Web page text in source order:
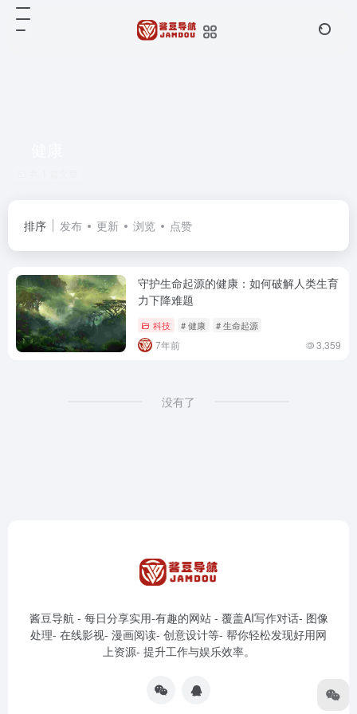
排序 发布 更新 浏览 点赞
守护生命起源的健康：如何破解人类生育
力下降难题
科技 # 健康 # 生命起源
7年前 3,359
没有了
酱豆导航 - 每日分享实用-有趣的网站 - 覆盖AI写作对话- 图像
处理- 在线影视- 漫画阅读- 创意设计等- 帮你轻松发现好用网
上资源- 提升工作与娱乐效率。